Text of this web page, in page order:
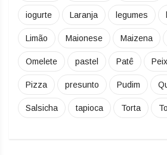
iogurte Laranja legumes
Limão Maionese Maizena
Omelete pastel Patê
Pizza presunto Pudim
Salsicha tapioca Torta